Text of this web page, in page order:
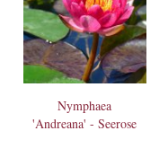
Nymphaea
'Andreana' - Seerose